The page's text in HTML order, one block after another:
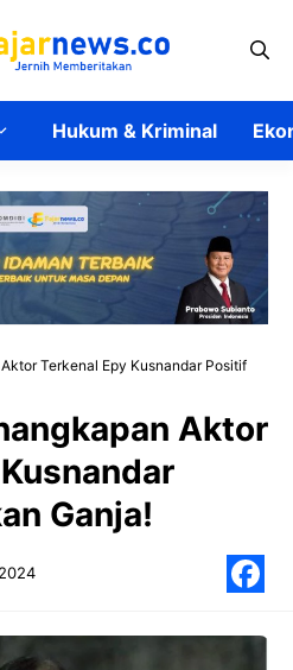
Hukum & Kriminal
Terkenal Epy Kusnandar Positif
Aktor
Ganja!